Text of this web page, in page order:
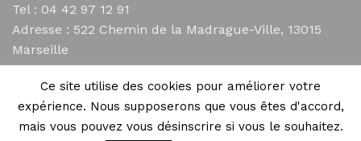
Tel : 04 42 97 12 91
Adresse : 522 Chemin de la Madrague-Ville, 13015
Marseille
contact@mycailloux.com
Mentions légales
Ce site utilise des cookies pour améliorer votre
expérience. Nous supposerons que vous êtes d'accord,
mais vous pouvez vous désinscrire si vous le souhaitez.